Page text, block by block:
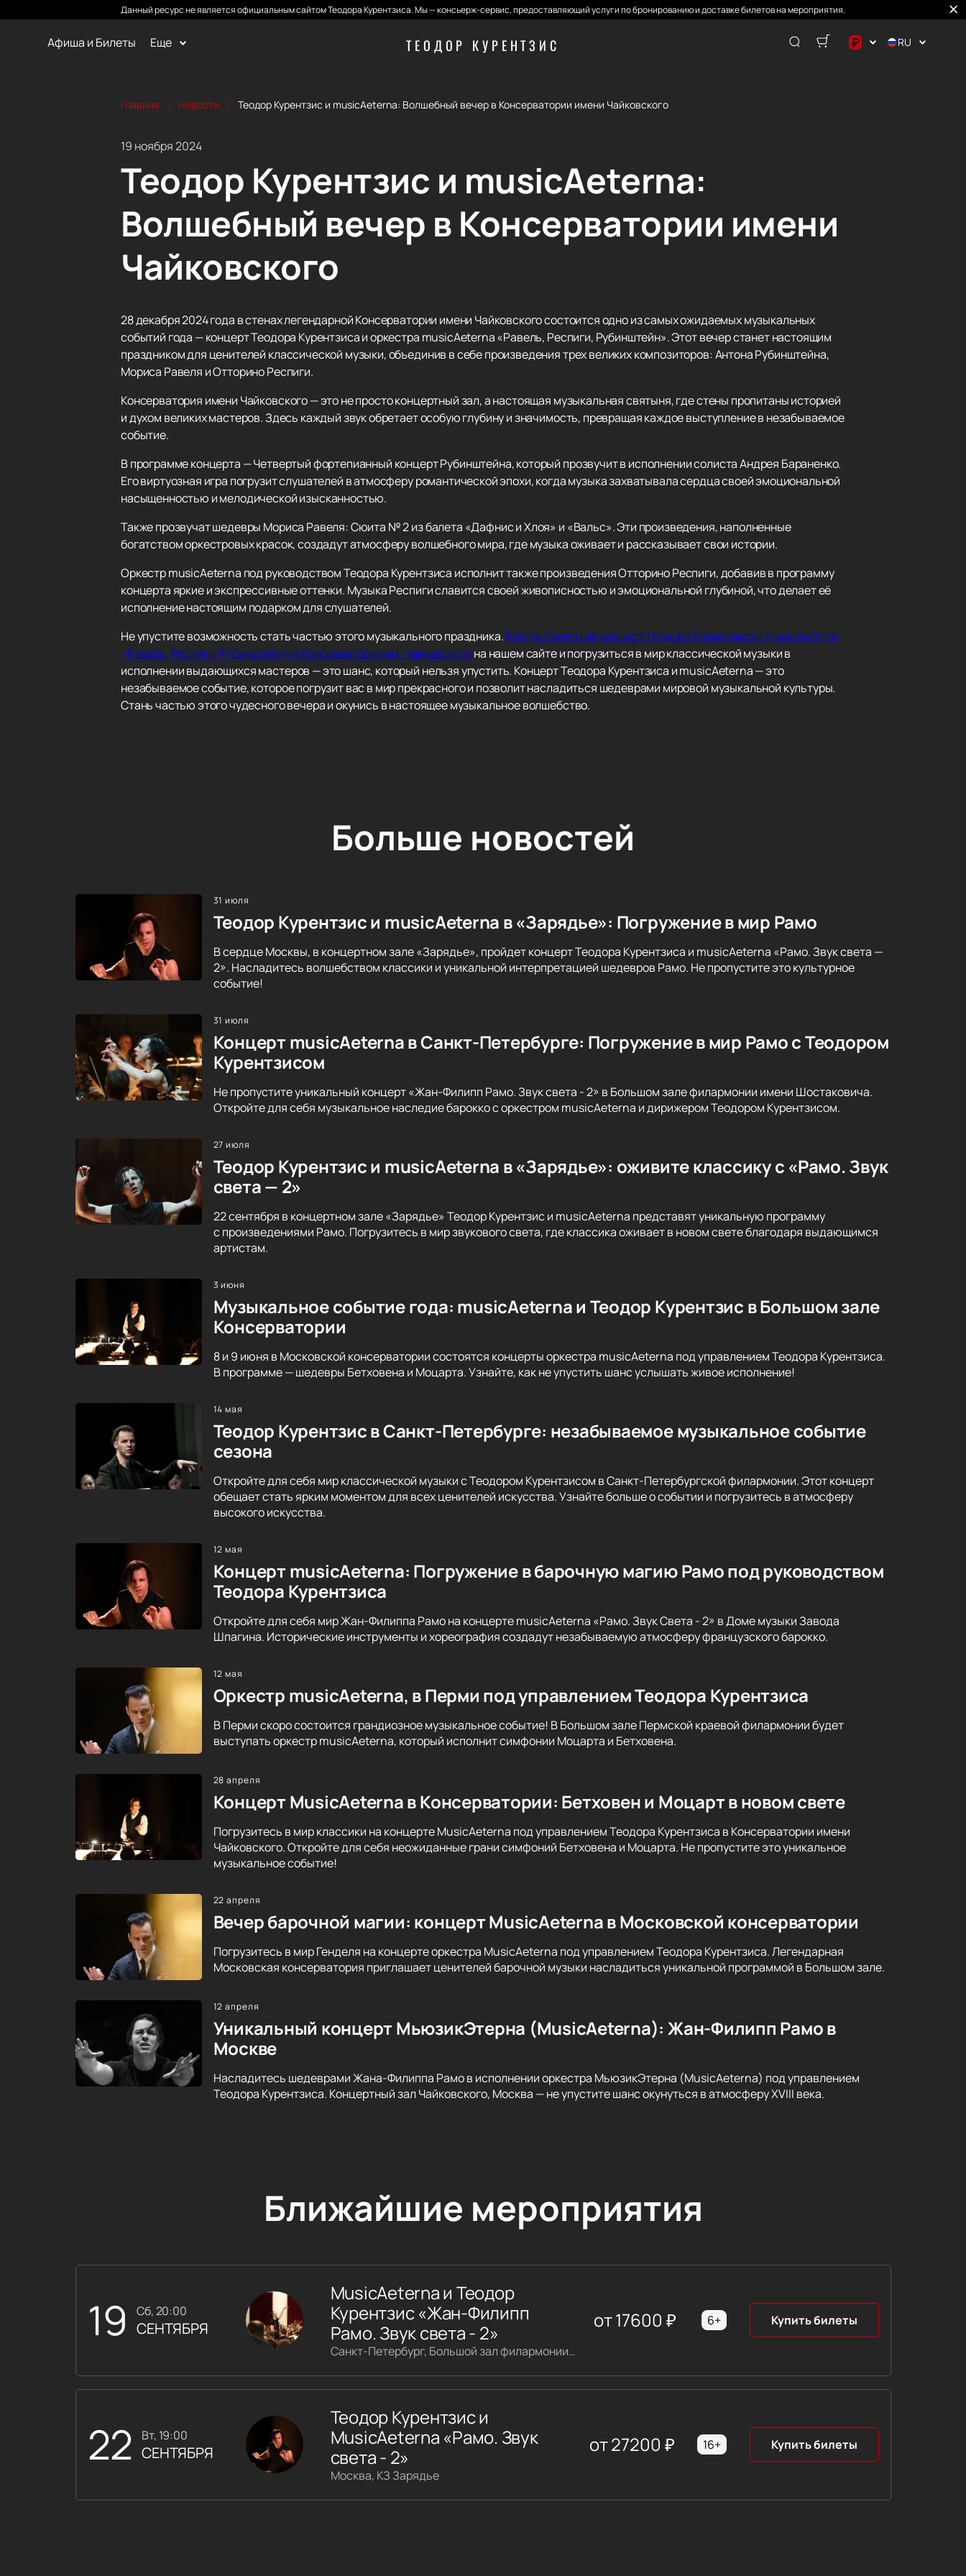
Данный ресурс не является официальным сайтом Теодора Курентзиса. Мы — консьерж-сервис, предоставляющий услуги по бронированию и доставке билетов на мероприятия.
ТЕОДОР КУРЕНТЗИС
Афиша и Билеты Еще ₽ RU
Главная Новости Теодор Курентзис и musicAeterna: Волшебный вечер в Консерватории имени Чайковского
19 ноября 2024
Теодор Курентзис и musicAeterna:
Волшебный вечер в Консерватории имени
Чайковского
28 декабря 2024 года в стенах легендарной Консерватории имени Чайковского состоится одно из самых ожидаемых музыкальных
событий года — концерт Теодора Курентзиса и оркестра musicAeterna «Равель, Респиги, Рубинштейн». Этот вечер станет настоящим
праздником для ценителей классической музыки, объединив в себе произведения трех великих композиторов: Антона Рубинштейна,
Мориса Равеля и Отторино Респиги.
Консерватория имени Чайковского — это не просто концертный зал, а настоящая музыкальная святыня, где стены пропитаны историей
и духом великих мастеров. Здесь каждый звук обретает особую глубину и значимость, превращая каждое выступление в незабываемое
событие.
В программе концерта — Четвертый фортепианный концерт Рубинштейна, который прозвучит в исполнении солиста Андрея Бараненко.
Его виртуозная игра погрузит слушателей в атмосферу романтической эпохи, когда музыка захватывала сердца своей эмоциональной
насыщенностью и мелодической изысканностью.
Также прозвучат шедевры Мориса Равеля: Сюита № 2 из балета «Дафнис и Хлоя» и «Вальс». Эти произведения, наполненные
богатством оркестровых красок, создадут атмосферу волшебного мира, где музыка оживает и рассказывает свои истории.
Оркестр musicAeterna под руководством Теодора Курентзиса исполнит также произведения Отторино Респиги, добавив в программу
концерта яркие и экспрессивные оттенки. Музыка Респиги славится своей живописностью и эмоциональной глубиной, что делает её
исполнение настоящим подарком для слушателей.
Не упустите возможность стать частью этого музыкального праздника.Купить билеты на концерт Теодора Курентзиса и musicAeterna
«Равель, Респиги, Рубинштейн» в Консерватории им. Чайковскогона нашем сайте и погрузиться в мир классической музыки в
исполнении выдающихся мастеров — это шанс, который нельзя упустить. Концерт Теодора Курентзиса и musicAeterna — это
незабываемое событие, которое погрузит вас в мир прекрасного и позволит насладиться шедеврами мировой музыкальной культуры.
Стань частью этого чудесного вечера и окунись в настоящее музыкальное волшебство.
Больше новостей
31 июля
Теодор Курентзис и musicAeterna в «Зарядье»: Погружение в мир Рамо
В сердце Москвы, в концертном зале «Зарядье», пройдет концерт Теодора Курентзиса и musicAeterna «Рамо. Звук света —
2». Насладитесь волшебством классики и уникальной интерпретацией шедевров Рамо. Не пропустите это культурное
событие!
31 июля
Концерт musicAeterna в Санкт-Петербурге: Погружение в мир Рамо с Теодором
Курентзисом
Не пропустите уникальный концерт «Жан-Филипп Рамо. Звук света - 2» в Большом зале филармонии имени Шостаковича.
Откройте для себя музыкальное наследие барокко с оркестром musicAeterna и дирижером Теодором Курентзисом.
27 июля
Теодор Курентзис и musicAeterna в «Зарядье»: оживите классику с «Рамо. Звук
света — 2»
22 сентября в концертном зале «Зарядье» Теодор Курентзис и musicAeterna представят уникальную программу
с произведениями Рамо. Погрузитесь в мир звукового света, где классика оживает в новом свете благодаря выдающимся
артистам.
3 июня
Музыкальное событие года: musicAeterna и Теодор Курентзис в Большом зале
Консерватории
8 и 9 июня в Московской консерватории состоятся концерты оркестра musicAeterna под управлением Теодора Курентзиса.
В программе — шедевры Бетховена и Моцарта. Узнайте, как не упустить шанс услышать живое исполнение!
14 мая
Теодор Курентзис в Санкт-Петербурге: незабываемое музыкальное событие
сезона
Откройте для себя мир классической музыки с Теодором Курентзисом в Санкт-Петербургской филармонии. Этот концерт
обещает стать ярким моментом для всех ценителей искусства. Узнайте больше о событии и погрузитесь в атмосферу
высокого искусства.
12 мая
Концерт musicAeterna: Погружение в барочную магию Рамо под руководством
Теодора Курентзиса
Откройте для себя мир Жан-Филиппа Рамо на концерте musicAeterna «Рамо. Звук Света - 2» в Доме музыки Завода
Шпагина. Исторические инструменты и хореография создадут незабываемую атмосферу французского барокко.
12 мая
Оркестр musicAeterna, в Перми под управлением Теодора Курентзиса
В Перми скоро состоится грандиозное музыкальное событие! В Большом зале Пермской краевой филармонии будет
выступать оркестр musicAeterna, который исполнит симфонии Моцарта и Бетховена.
28 апреля
Концерт MusicAeterna в Консерватории: Бетховен и Моцарт в новом свете
Погрузитесь в мир классики на концерте MusicAeterna под управлением Теодора Курентзиса в Консерватории имени
Чайковского. Откройте для себя неожиданные грани симфоний Бетховена и Моцарта. Не пропустите это уникальное
музыкальное событие!
22 апреля
Вечер барочной магии: концерт MusicAeterna в Московской консерватории
Погрузитесь в мир Генделя на концерте оркестра MusicAeterna под управлением Теодора Курентзиса. Легендарная
Московская консерватория приглашает ценителей барочной музыки насладиться уникальной программой в Большом зале.
12 апреля
Уникальный концерт МьюзикЭтерна (MusicAeterna): Жан-Филипп Рамо в
Москве
Насладитесь шедеврами Жана-Филиппа Рамо в исполнении оркестра МьюзикЭтерна (MusicAeterna) под управлением
Теодора Курентзиса. Концертный зал Чайковского, Москва — не упустите шанс окунуться в атмосферу XVIII века.
Ближайшие мероприятия
19 сб, 20:00
СЕНТЯБРЯ
MusicAeterna и Теодор
Курентзис «Жан-Филипп
Рамо. Звук света - 2»
Санкт-Петербург, Большой зал филармонии имени Шостаковича
от17600 ₽ 6+ Купить билеты
22 вт, 19:00
СЕНТЯБРЯ
Теодор Курентзис и
MusicAeterna «Рамо. Звук
света - 2»
Москва, КЗ Зарядье
от27200 ₽ 16+ Купить билеты